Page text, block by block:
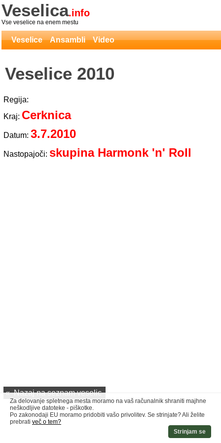
Veselica.info
Vse veselice na enem mestu
Veselice Ansambli Video
Veselice 2010
Regija:
Kraj: Cerknica
Datum: 3.7.2010
Nastopajoči: skupina Harmonk 'n' Roll
« Nazaj na seznam veselic
Za delovanje spletnega mesta moramo na vaš računalnik shraniti majhne
neškodljive datoteke - piškotke.
Po zakonodaji EU moramo pridobiti vašo privolitev. Se strinjate? Ali želite
prebrati več o tem?
Strinjam se